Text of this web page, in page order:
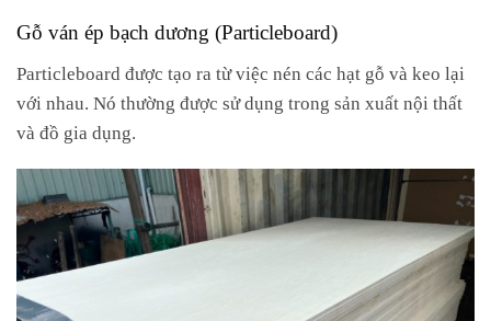
Gỗ ván ép bạch dương (Particleboard)
Particleboard được tạo ra từ việc nén các hạt gỗ và keo lại
với nhau. Nó thường được sử dụng trong sản xuất nội thất
và đồ gia dụng.